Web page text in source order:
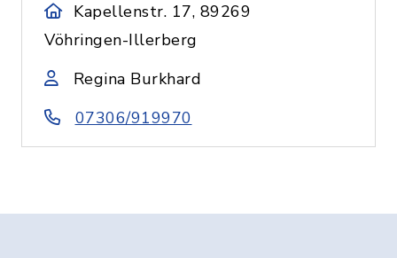
Kapellenstr. 17, 89269
Vöhringen-Illerberg
Regina Burkhard
07306/919970